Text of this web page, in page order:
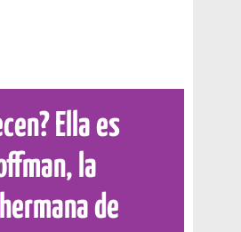
Ella es
la
de